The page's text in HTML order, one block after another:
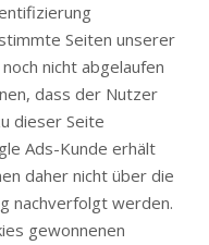
Seiten unserer
nicht abgelaufen
dass der Nutzer
dieser Seite
Ads-Kunde erhält
daher nicht über die
nachverfolgt werden.
gewonnenen